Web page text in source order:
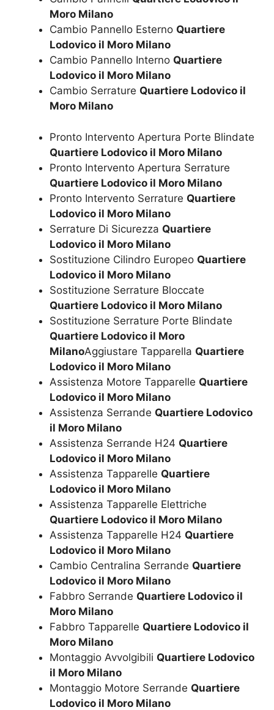
Moro Milano
Cambio Pannello Esterno Quartiere
Lodovico il Moro Milano
Cambio Pannello Interno Quartiere
Lodovico il Moro Milano
Cambio Serrature Quartiere Lodovico il
Moro Milano
Pronto Intervento Apertura Porte Blindate
Quartiere Lodovico il Moro Milano
Pronto Intervento Apertura Serrature
Quartiere Lodovico il Moro Milano
Pronto Intervento Serrature Quartiere
Lodovico il Moro Milano
Serrature Di Sicurezza Quartiere
Lodovico il Moro Milano
Sostituzione Cilindro Europeo Quartiere
Lodovico il Moro Milano
Sostituzione Serrature Bloccate
Quartiere Lodovico il Moro Milano
Sostituzione Serrature Porte Blindate
Quartiere Lodovico il Moro
MilanoAggiustare Tapparella Quartiere
Lodovico il Moro Milano
Assistenza Motore Tapparelle Quartiere
Lodovico il Moro Milano
Assistenza Serrande Quartiere Lodovico
il Moro Milano
Assistenza Serrande H24 Quartiere
Lodovico il Moro Milano
Assistenza Tapparelle Quartiere
Lodovico il Moro Milano
Assistenza Tapparelle Elettriche
Quartiere Lodovico il Moro Milano
Assistenza Tapparelle H24 Quartiere
Lodovico il Moro Milano
Cambio Centralina Serrande Quartiere
Lodovico il Moro Milano
Fabbro Serrande Quartiere Lodovico il
Moro Milano
Fabbro Tapparelle Quartiere Lodovico il
Moro Milano
Montaggio Avvolgibili Quartiere Lodovico
il Moro Milano
Montaggio Motore Serrande Quartiere
Lodovico il Moro Milano